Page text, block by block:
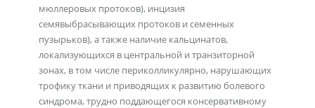
мюллеровых протоков), инцизия
семявыбрасывающих протоков и семенных
пузырьков), а также наличие кальцинатов,
локализующихся в центральной и транзиторной
зонах, в том числе периколликулярно, нарушающих
трофику ткани и приводящих к развитию болевого
синдрома, трудно поддающегося консервативному